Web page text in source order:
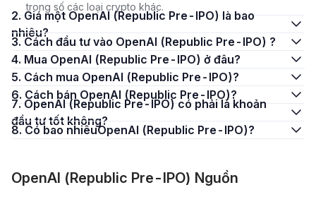
trong số các loại crypto khác.
2. Giá một OpenAI (Republic Pre-IPO) là bao
nhiêu?
3. Cách đầu tư vào OpenAI (Republic Pre-IPO) ?
4. Mua OpenAI (Republic Pre-IPO) ở đâu?
5. Cách mua OpenAI (Republic Pre-IPO)?
6. Cách bán OpenAI (Republic Pre-IPO)?
7. OpenAI (Republic Pre-IPO) có phải là khoản
đầu tư tốt không?
8. Có bao nhiêuOpenAI (Republic Pre-IPO)?
OpenAI (Republic Pre-IPO) Nguồn